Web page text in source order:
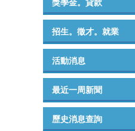
獎學金。貸款
招生。徵才。就業
活動消息
最近一周新聞
歷史消息查詢